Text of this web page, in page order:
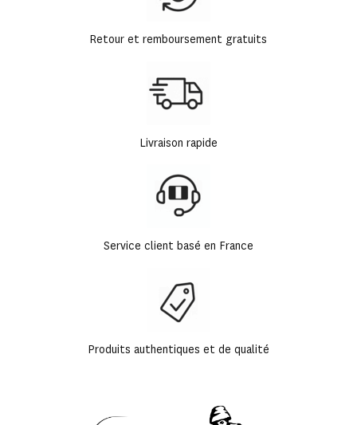
Retour et remboursement gratuits
Livraison rapide
Service client basé en France
Produits authentiques et de qualité